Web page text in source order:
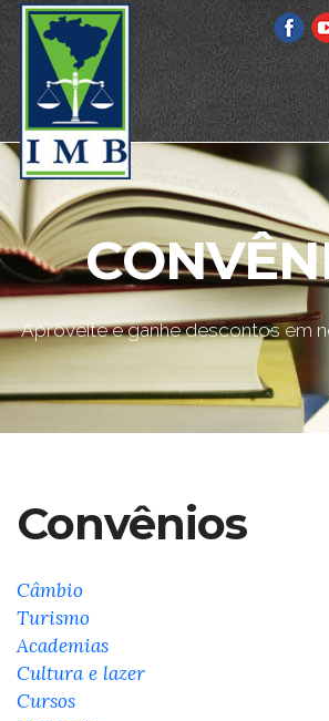
Aproveite e ganhe descontos em
Convênios
Câmbio
Turismo
Academias
Cultura e lazer
Cursos